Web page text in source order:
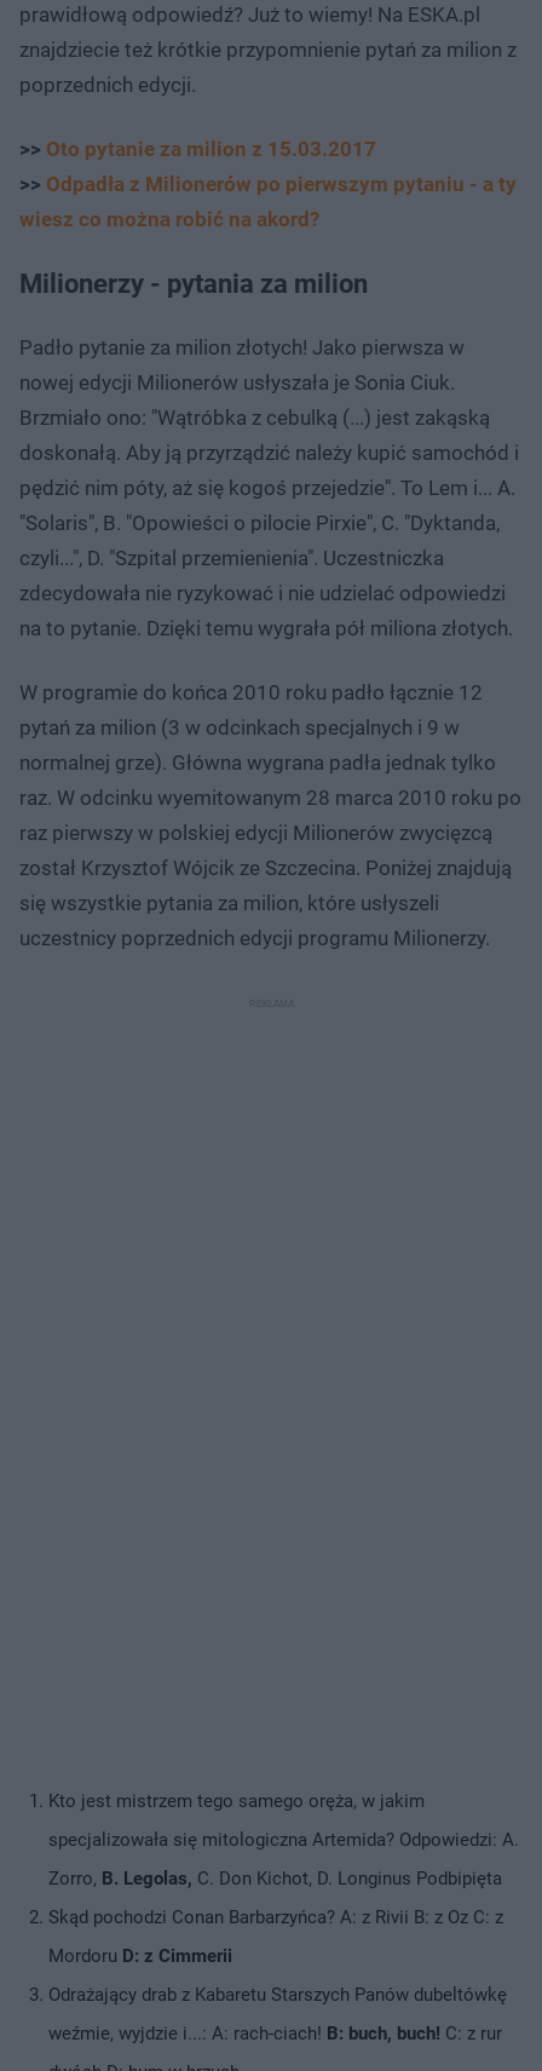
prawidłową odpowiedź? Już to wiemy! Na ESKA.pl
znajdziecie też krótkie przypomnienie pytań za milion z
poprzednich edycji.
>> Oto pytanie za milion z 15.03.2017
>> Odpadła z Milionerów po pierwszym pytaniu - a ty
wiesz co można robić na akord?
Milionerzy - pytania za milion
Padło pytanie za milion złotych! Jako pierwsza w
nowej edycji Milionerów usłyszała je Sonia Ciuk.
Brzmiało ono: "Wątróbka z cebulką (...) jest zakąską
doskonałą. Aby ją przyrządzić należy kupić samochód i
pędzić nim póty, aż się kogoś przejedzie". To Lem i... A.
"Solaris", B. "Opowieści o pilocie Pirxie", C. "Dyktanda,
czyli...", D. "Szpital przemienienia". Uczestniczka
zdecydowała nie ryzykować i nie udzielać odpowiedzi
na to pytanie. Dzięki temu wygrała pół miliona złotych.
W programie do końca 2010 roku padło łącznie 12
pytań za milion (3 w odcinkach specjalnych i 9 w
normalnej grze). Główna wygrana padła jednak tylko
raz. W odcinku wyemitowanym 28 marca 2010 roku po
raz pierwszy w polskiej edycji Milionerów zwycięzcą
został Krzysztof Wójcik ze Szczecina. Poniżej znajdują
się wszystkie pytania za milion, które usłyszeli
uczestnicy poprzednich edycji programu Milionerzy.
Kto jest mistrzem tego samego oręża, w jakim
specjalizowała się mitologiczna Artemida? Odpowiedzi: A.
Zorro, B. Legolas, C. Don Kichot, D. Longinus Podbipięta
Skąd pochodzi Conan Barbarzyńca? A: z Rivii B: z Oz C: z
Mordoru D: z Cimmerii
Odrażający drab z Kabaretu Starszych Panów dubeltówkę
weźmie, wyjdzie i...: A: rach-ciach! B: buch, buch! C: z rur